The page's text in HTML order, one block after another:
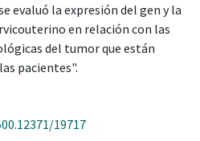
evaluó la expresión del gen y la
en relación con las
del tumor que están
pacientes".
19717